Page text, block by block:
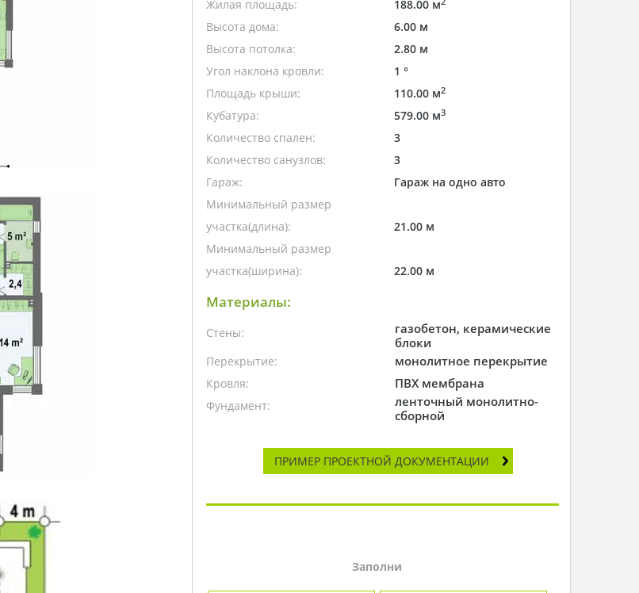
Жилая площадь: 188.00 м
Высота дома:
6.00 м
Высота потолка:
2.80 м
Угол наклона кровли:
1 °
Площадь крыши:
110.00 м2
Кубатура: 579.00 м3
Количество спален:
3
Количество санузлов:
3
Гараж:
Гараж на одно авто
Минимальный размер
участка(длина):
21.00 м
Минимальный размер
участка(ширина):
22.00 м
Материалы:
Стены:
газобетон, керамические
блоки
Перекрытие: монолитное перекрытие
Кровля: ПВХ мембрана
Фундамент:
ленточный монолитно-
сборной
ПРИМЕР ПРОЕКТНОЙ ДОКУМЕНТАЦИИ
Заполни